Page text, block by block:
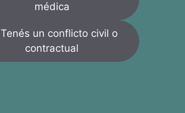
médica
Tenés un conflicto civil o
contractual